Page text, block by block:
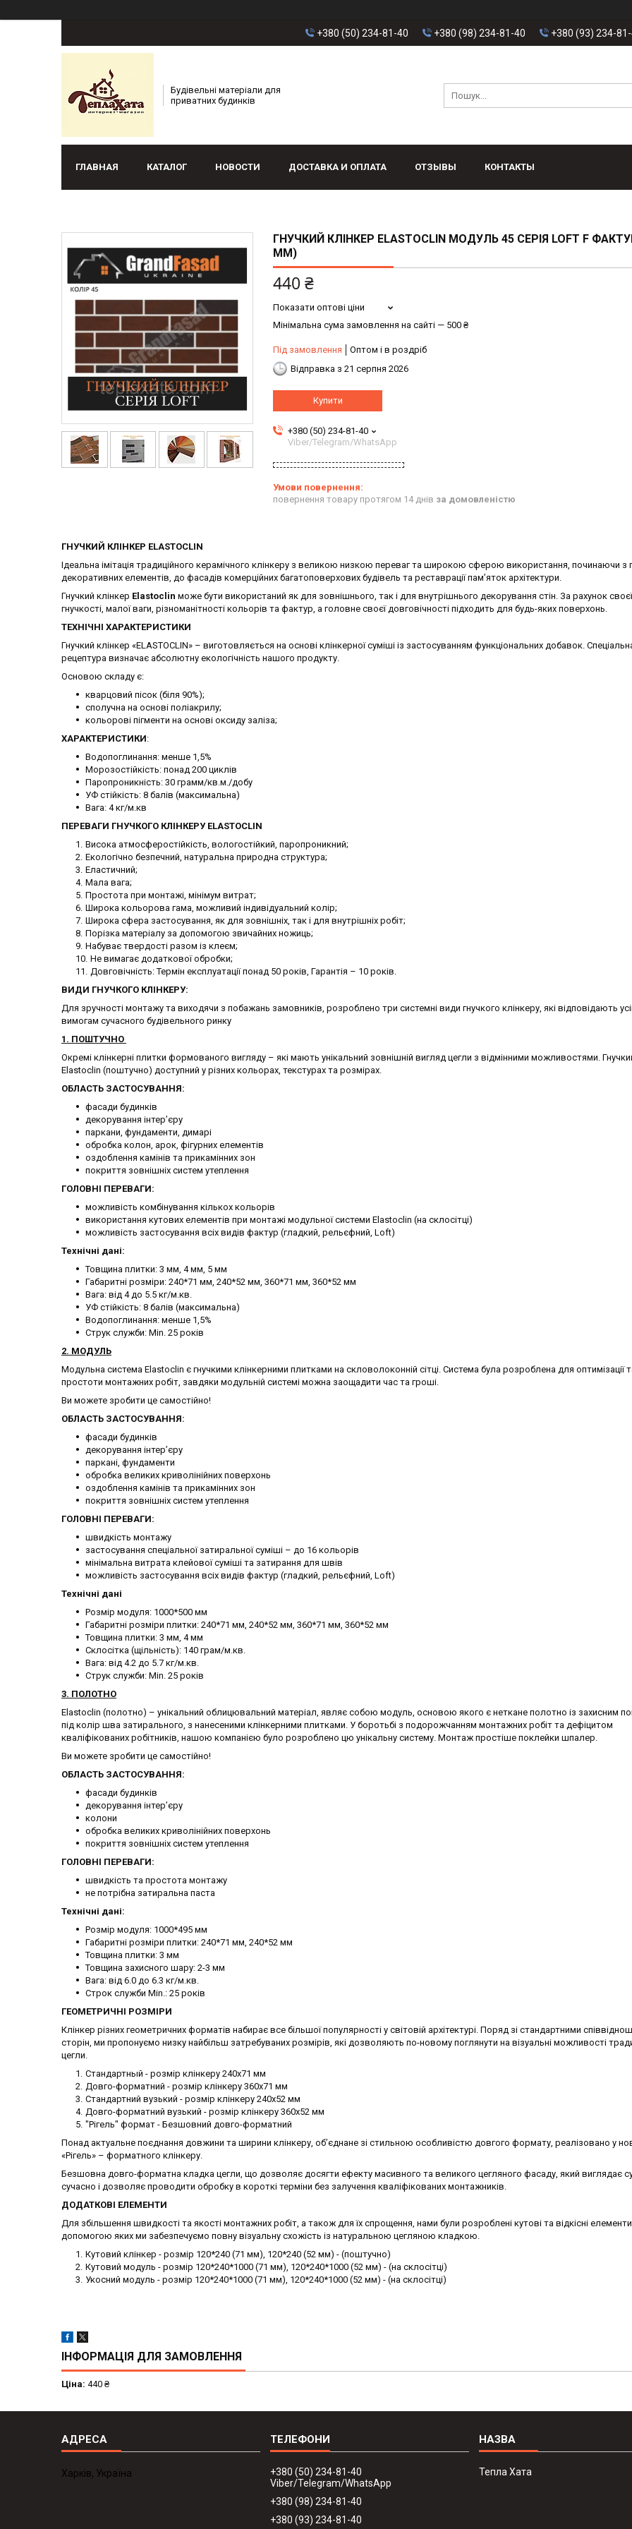
+380 (50) 234-81-40 +380 (98) 234-81-40 +380 (93) 234-
Будівельні матеріали для
приватних будинків
ГЛАВНАЯ КАТАЛОГ НОВОСТИ ДОСТАВКА И ОПЛАТА ОТЗЫВЫ КОНТАКТЫ
ГНУЧКИЙ КЛІНКЕР ELASTOCLIN МОДУЛЬ 45 СЕРІЯ LOFT F
ММ)
440 ₴
Показати оптові ціни
Мінімальна сума замовлення на сайті — 500 ₴
Під замовлення
Оптом і в роздріб
Відправка з 21 серпня 2026
Купити
+380 (50) 234-81-40
Viber/Telegram/WhatsApp
повернення товару протягом 14 днів за домовленістю
ГНУЧКИЙ КЛІНКЕР ELASTOCLIN
Ідеальна імітація традиційного керамічного клінкеру з великою низкою переваг та широкою сферою використання, починаючи з
декоративних елементів, до фасадів комерційних багатоповерхових будівель та реставрації пам’яток архітектури.
Гнучкий клінкер Elastoclin може бути використаний як для зовнішнього, так і для внутрішнього декорування стін. За рахунок своєї
гнучкості, малої ваги, різноманітності кольорів та фактур, а головне своєї довговічності підходить для будь-яких поверхонь.
ТЕХНІЧНІ ХАРАКТЕРИСТИКИ
Гнучкий клінкер «ELASTOCLIN» – виготовляється на основі клінкерної суміші із застосуванням функціональних добавок.
рецептура визначає абсолютну екологічність нашого продукту.
Основою складу є:
кварцовий пісок (біля 90%);
сполучна на основі поліакрилу;
кольорові пігменти на основі оксиду заліза;
ХАРАКТЕРИСТИКИ:
Водопоглинання: менше 1,5%
Морозостійкість: понад 200 циклів
Паропроникність: 30 грамм/кв.м./добу
УФ стійкість: 8 балів (максимальна)
Вага: 4 кг/м.кв
ПЕРЕВАГИ ГНУЧКОГО КЛІНКЕРУ ELASTOCLIN
Висока атмосферостійкість, вологостійкий, паропроникний;
Екологічно безпечний, натуральна природна структура;
Еластичний;
Мала вага;
Простота при монтажі, мінімум витрат;
Широка кольорова гама, можливий індивідуальний колір;
Широка сфера застосування, як для зовнішніх, так і для внутрішніх робіт;
Порізка матеріалу за допомогою звичайних ножиць;
Набуває твердості разом із клеєм;
Не вимагає додаткової обробки;
Довговічність: Термін експлуатації понад 50 років, Гарантія – 10 років.
ВИДИ ГНУЧКОГО КЛІНКЕРУ:
Для зручності монтажу та виходячи з побажань замовників, розроблено три системні види гнучкого клінкеру, які відповідають
вимогам сучасного будівельного ринку
1. ПОШТУЧНО
Окремі клінкерні плитки формованого вигляду – які мають унікальний зовнішній вигляд цегли з відмінними можливостями.
Elastoclin (поштучно) доступний у різних кольорах, текстурах та розмірах.
ОБЛАСТЬ ЗАСТОСУВАННЯ:
фасади будинків
декорування інтер’єру
паркани, фундаменти, димарі
обробка колон, арок, фігурних елементів
оздоблення камінів та прикамінних зон
покриття зовнішніх систем утеплення
ГОЛОВНІ ПЕРЕВАГИ:
можливість комбінування кількох кольорів
використання кутових елементів при монтажі модульної системи Elastoclin (на склосітці)
можливість застосування всіх видів фактур (гладкий, рельєфний, Loft)
Технічні дані:
Товщина плитки: 3 мм, 4 мм, 5 мм
Габаритні розміри: 240*71 мм, 240*52 мм, 360*71 мм, 360*52 мм
Вага: від 4 до 5.5 кг/м.кв.
УФ стійкість: 8 балів (максимальна)
Водопоглинання: менше 1,5%
Струк служби: Min. 25 років
2. МОДУЛЬ
Модульна система Elastoclin є гнучкими клінкерними плитками на скловолоконній сітці. Система була розроблена для оптимізації
простоти монтажних робіт, завдяки модульній системі можна заощадити час та гроші.
Ви можете зробити це самостійно!
ОБЛАСТЬ ЗАСТОСУВАННЯ:
фасади будинків
декорування інтер’єру
паркані, фундаменти
обробка великих криволінійних поверхонь
оздоблення камінів та прикамінних зон
покриття зовнішніх систем утеплення
ГОЛОВНІ ПЕРЕВАГИ:
швидкість монтажу
застосування спеціальної затиральної суміші – до 16 кольорів
мінімальна витрата клейової суміші та затирання для швів
можливість застосування всіх видів фактур (гладкий, рельєфний, Loft)
Технічні дані
Розмір модуля: 1000*500 мм
Габаритні розміри плитки: 240*71 мм, 240*52 мм, 360*71 мм, 360*52 мм
Товщина плитки: 3 мм, 4 мм
Склосітка (щільність): 140 грам/м.кв.
Вага: від 4.2 до 5.7 кг/м.кв.
Струк служби: Min. 25 років
3. ПОЛОТНО
Elastoclin (полотно) – унікальний облицювальний матеріал, являє собою модуль, основою якого є неткане полотно із захисним
під колір шва затирального, з нанесеними клінкерними плитками. У боротьбі з подорожчанням монтажних робіт та дефіцитом
кваліфікованих робітників, нашою компанією було розроблено цю унікальну систему. Монтаж простіше поклейки шпалер.
Ви можете зробити це самостійно!
ОБЛАСТЬ ЗАСТОСУВАННЯ:
фасади будинків
декорування інтер’єру
колони
обробка великих криволінійних поверхонь
покриття зовнішніх систем утеплення
ГОЛОВНІ ПЕРЕВАГИ:
швидкість та простота монтажу
не потрібна затиральна паста
Технічні дані:
Розмір модуля: 1000*495 мм
Габаритні розміри плитки: 240*71 мм, 240*52 мм
Товщина плитки: 3 мм
Товщина захисного шару: 2-3 мм
Вага: від 6.0 до 6.3 кг/м.кв.
Строк служби Min.: 25 років
ГЕОМЕТРИЧНІ РОЗМІРИ
Клінкер різних геометричних форматів набирає все більшої популярності у світовій архітектурі. Поряд зі стандартними
сторін, ми пропонуємо низку найбільш затребуваних розмірів, які дозволяють по-новому поглянути на візуальні можливості
цегли.
Стандартный - розмір клінкеру 240х71 мм
Довго-форматний - розмір клінкеру 360х71 мм
Стандартний вузький - розмір клінкеру 240х52 мм
Довго-форматний вузький - розмір клінкеру 360х52 мм
"Рігель" формат - Безшовний довго-форматний
Понад актуальне поєднання довжини та ширини клінкеру, об’єднане зі стильною особливістю довгого формату, реалізовано у
«Рігель» – форматного клінкеру.
Безшовна довго-форматна кладка цегли, що дозволяє досягти ефекту масивного та великого цегляного фасаду, який виглядає
сучасно і дозволяє проводити обробку в короткі терміни без залучення кваліфікованих монтажників.
ДОДАТКОВІ ЕЛЕМЕНТИ
Для збільшення швидкості та якості монтажних робіт, а також для їх спрощення, нами були розроблені кутові та відкісні
допомогою яких ми забезпечуємо повну візуальну схожість із натуральною цегляною кладкою.
Кутовий клінкер - розмір 120*240 (71 мм), 120*240 (52 мм) - (поштучно)
Кутовий модуль - розмір 120*240*1000 (71 мм), 120*240*1000 (52 мм) - (на склосітці)
Укосний модуль - розмір 120*240*1000 (71 мм), 120*240*1000 (52 мм) - (на склосітці)
ІНФОРМАЦІЯ ДЛЯ ЗАМОВЛЕННЯ
Ціна: 440 ₴
Харків, Україна
+380 (50) 234-81-40
Viber/Telegram/WhatsApp
+380 (98) 234-81-40
+380 (93) 234-81-40
Тепла Хата